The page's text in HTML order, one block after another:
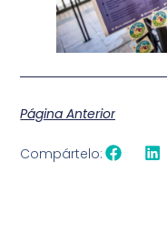
Página Anterior
Compártelo: